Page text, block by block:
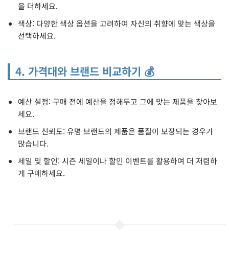
을 더하세요.
색상: 다양한 색상 옵션을 고려하여 자신의 취향에 맞는 색상을
선택하세요.
4. 가격대와 브랜드 비교하기 💰
예산 설정: 구매 전에 예산을 정해두고 그에 맞는 제품을 찾아보
세요.
브랜드 신뢰도: 유명 브랜드의 제품은 품질이 보장되는 경우가
많습니다.
세일 및 할인: 시즌 세일이나 할인 이벤트를 활용하여 더 저렴하
게 구매하세요.